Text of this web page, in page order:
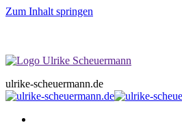
Zum Inhalt springen
ulrike-scheuermann.de